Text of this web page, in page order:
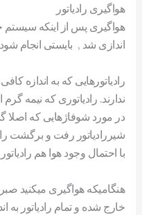
هواگیری رادیاتور
هواگیری پس از اینکه سیستم
اندازی شد , بایستی انجام
رادیاتورهایی که به اندازه
ندارند. رادیاتوری که نیمه
در مورد شوفاژهایی که اصلا
شیررادیاتور رفت و برگشت
با احتمال وجود هوا هم
هنگامیکه هواگیری میکنید
خارج شده و تمام رادیاتور